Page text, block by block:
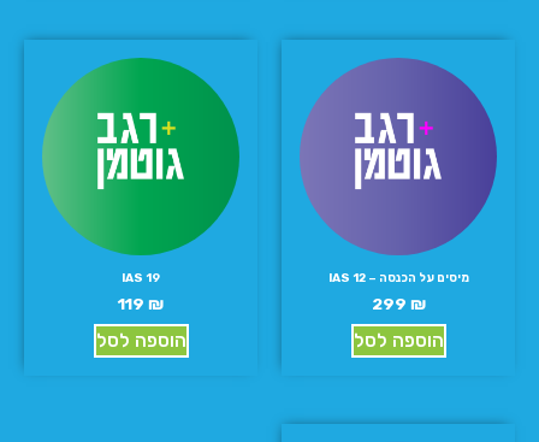
מיסים על הכנסה – IAS 12
299 ₪
הוספה לסל
IAS 19
119 ₪
הוספה לסל